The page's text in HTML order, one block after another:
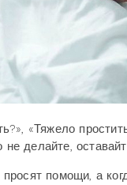
«Тяжело
делайте,
помощи, а